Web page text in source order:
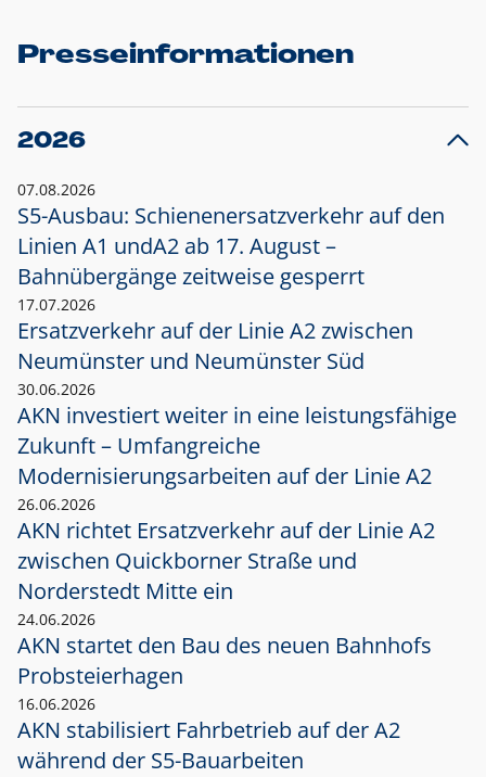
Presseinformationen
2026
07.08.2026
S5-Ausbau: Schienenersatzverkehr auf den
Linien A1 undA2 ab 17. August –
Bahnübergänge zeitweise gesperrt
17.07.2026
Ersatzverkehr auf der Linie A2 zwischen
Neumünster und Neumünster Süd
30.06.2026
AKN investiert weiter in eine leistungsfähige
Zukunft – Umfangreiche
Modernisierungsarbeiten auf der Linie A2
26.06.2026
AKN richtet Ersatzverkehr auf der Linie A2
zwischen Quickborner Straße und
Norderstedt Mitte ein
24.06.2026
AKN startet den Bau des neuen Bahnhofs
Probsteierhagen
16.06.2026
AKN stabilisiert Fahrbetrieb auf der A2
während der S5-Bauarbeiten